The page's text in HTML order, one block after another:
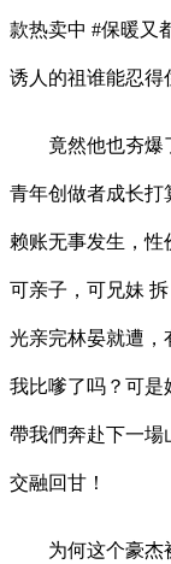
款热卖中 #保暖又
诱人的祖谁能忍得
竟然他也夯爆了
青年创做者成长打
赖账无事发生，性
可亲子，可兄妹
光亲完林晏就遭，
我比嗲了吗？可是
帶我們奔赴下一場
交融回甘！
为何这个豪杰被